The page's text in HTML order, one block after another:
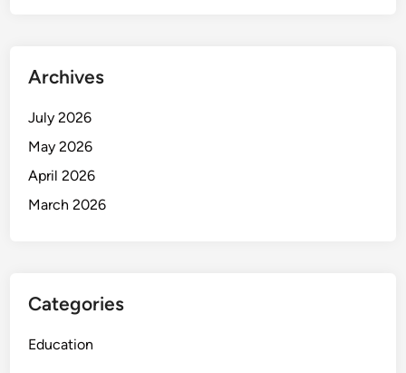
Archives
July 2026
May 2026
April 2026
March 2026
Categories
Education